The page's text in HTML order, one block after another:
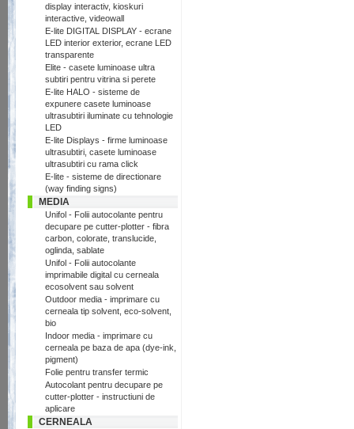
display interactiv, kioskuri
interactive, videowall
E-lite DIGITAL DISPLAY - ecrane
LED interior exterior, ecrane LED
transparente
Elite - casete luminoase ultra
subtiri pentru vitrina si perete
E-lite HALO - sisteme de
expunere casete luminoase
ultrasubtiri iluminate cu tehnologie
LED
E-lite Displays - firme luminoase
ultrasubtiri, casete luminoase
ultrasubtiri cu rama click
E-lite - sisteme de directionare
(way finding signs)
MEDIA
Unifol - Folii autocolante pentru
decupare pe cutter-plotter - fibra
carbon, colorate, translucide,
oglinda, sablate
Unifol - Folii autocolante
imprimabile digital cu cerneala
ecosolvent sau solvent
Outdoor media - imprimare cu
cerneala tip solvent, eco-solvent,
bio
Indoor media - imprimare cu
cerneala pe baza de apa (dye-ink,
pigment)
Folie pentru transfer termic
Autocolant pentru decupare pe
cutter-plotter - instructiuni de
aplicare
CERNEALA